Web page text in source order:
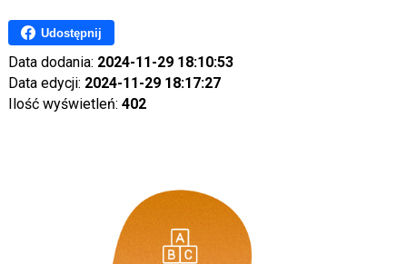
Udostępnij
Data dodania: 2024-11-29 18:10:53
Data edycji: 2024-11-29 18:17:27
Ilość wyświetleń: 402